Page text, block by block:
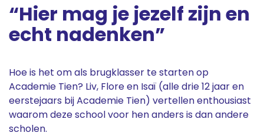
“Hier mag je jezelf zijn en
echt nadenken”
Hoe is het om als brugklasser te starten op
Academie Tien? Liv, Flore en Isaï (alle drie 12 jaar en
eerstejaars bij Academie Tien) vertellen enthousiast
waarom deze school voor hen anders is dan andere
scholen.